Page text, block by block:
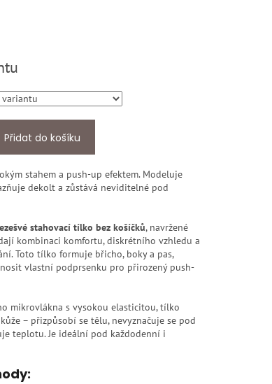
Přidat do košíku
stahem a push-up efektem. Modeluje
dekolt a zůstává neviditelné pod
stahovací tílko bez košíčků, navržené
kombinaci komfortu, diskrétního vzhledu a
Toto tílko formuje břicho, boky a pas,
vlastní podprsenku pro přirozený push-
mikrovlákna s vysokou elasticitou, tílko
– přizpůsobí se tělu, nevyznačuje se pod
teplotu. Je ideální pod každodenní i